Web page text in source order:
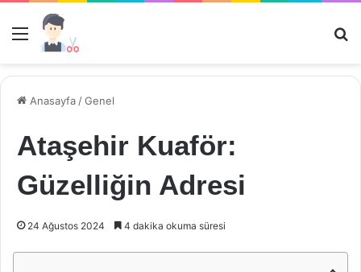
Menü
Anasayfa /Genel
Ataşehir Kuaför:
Güzelliğin Adresi
24 Ağustos 2024 4 dakika okuma süresi